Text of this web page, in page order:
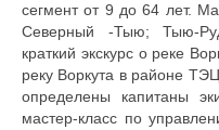
сегмент от 9 до 64 лет.
Северный -Тыю; Тыю-
краткий экскурс о реке
реку Воркута в районе
определены капитаны
мастер-класс по